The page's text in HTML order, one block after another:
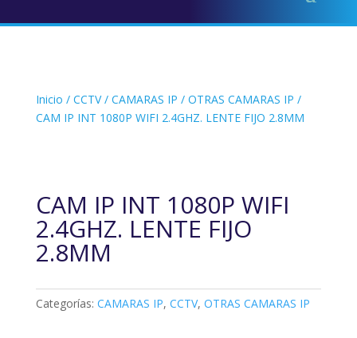
Inicio / CCTV/ CAMARAS IP / OTRAS CAMARAS IP /
CAM IP INT 1080P WIFI 2.4GHZ. LENTE FIJO 2.8MM
CAM IP INT 1080P WIFI
2.4GHZ. LENTE FIJO
2.8MM
Categorías: CAMARAS IP, CCTV, OTRAS CAMARAS IP